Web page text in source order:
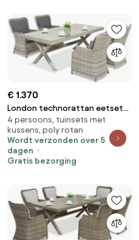
€ 1.370
London technorattan eetset
voor 4 personen Garden Point
antraciet
4 persoons, tuinsets met
kussens, poly rotan
Wordt verzonden over 5
dagen
Gratis bezorging